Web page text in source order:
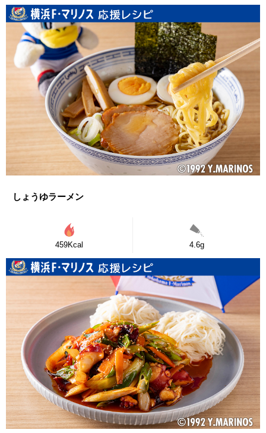
しょうゆラーメン
459Kcal 4.6g